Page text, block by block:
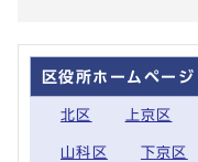
区役所ホームページ
北区 上京区
山科区 下京区